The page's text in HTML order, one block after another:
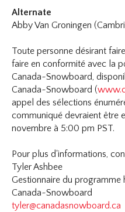
Alternate
Abby Van Groningen
Toute personne désirant
faire en conformité avec la
Canada~Snowboard,
Canada~Snowboard (
appel des sélections
communiqué devraient être
novembre à 5:00 pm PST.
Pour plus d'informations,
Tyler Ashbee
Gestionnaire du programme
Canada~Snowboard
tyler@canadasnowboard.ca